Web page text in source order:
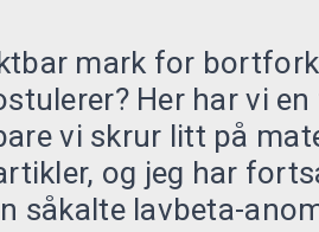
mark for
Her har vi
vi skrur litt på
og jeg har
såkalte lavbeta-